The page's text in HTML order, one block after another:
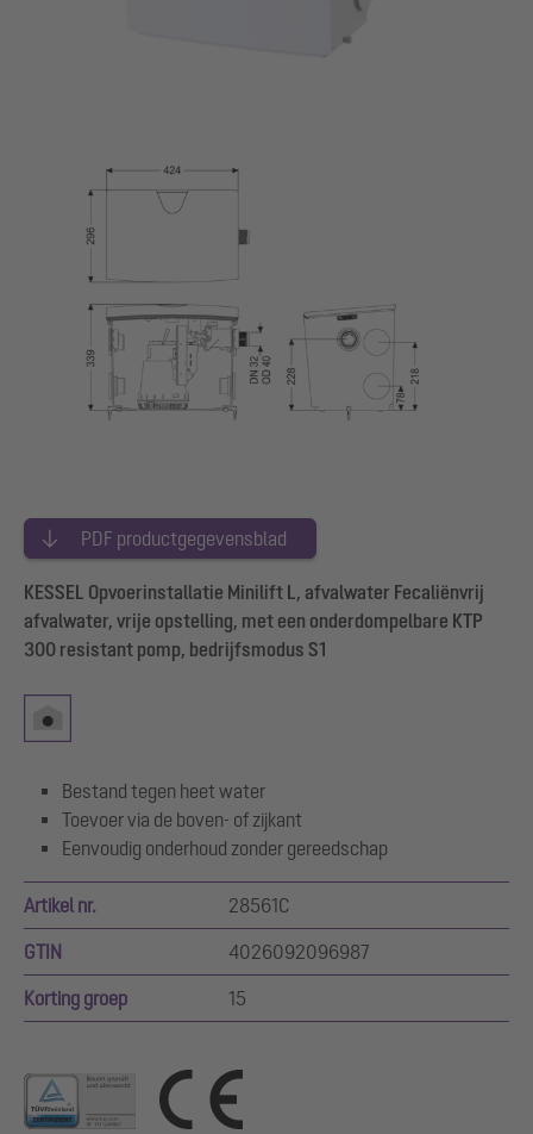
PDF productgegevensblad
KESSEL Opvoerinstallatie Minilift L, afvalwater Fecaliënvrij
afvalwater, vrije opstelling, met een onderdompelbare KTP
300 resistant pomp, bedrijfsmodus S1
Bestand tegen heet water
Toevoer via de boven- of zijkant
Eenvoudig onderhoud zonder gereedschap
Artikel nr. 28561C
GTIN 4026092096987
Korting groep 15